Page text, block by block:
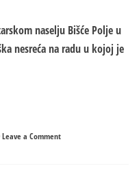
naselju Bišće Polje u
nesreća na radu u kojoj je
Leave a Commenton